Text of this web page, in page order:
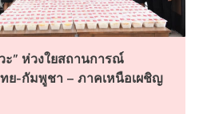
ะ” ห่วงใยสถานการณ์
ย-กัมพูชา – ภาคเหนือเผชิญ